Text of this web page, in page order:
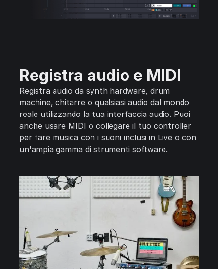
Registra audio e MIDI
Registra audio da synth hardware, drum
machine, chitarre o qualsiasi audio dal mondo
reale utilizzando la tua interfaccia audio. Puoi
anche usare MIDI o collegare il tuo controller
per fare musica con i suoni inclusi in Live o con
un'ampia gamma di strumenti software.